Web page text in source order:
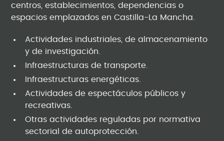
centros, establecimientos, dependencias o
espacios emplazados en Castilla-La Mancha.
Actividades industriales, de almacenamiento
y de investigación.
Infraestructuras de transporte.
Infraestructuras energéticas.
Actividades de espectáculos públicos y
recreativas.
Otras actividades reguladas por normativa
sectorial de autoprotección.